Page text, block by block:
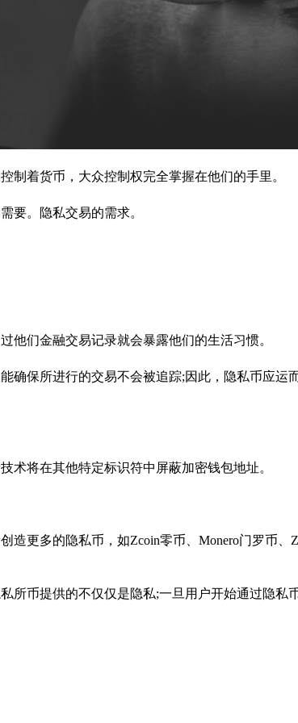
制着货币，大众控制权完全掌握在他们的手里。
要。隐私交易的需求。
他们金融交易记录就会暴露他们的生活习惯。
确保所进行的交易不会被追踪;因此，隐私币应运
术将在其他特定标识符中屏蔽加密钱包地址。
更多的隐私币，如Zcoin零币、Monero门罗币、
所币提供的不仅仅是隐私;一旦用户开始通过隐私